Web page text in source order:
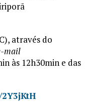
através do
mail
às 12h30min e das